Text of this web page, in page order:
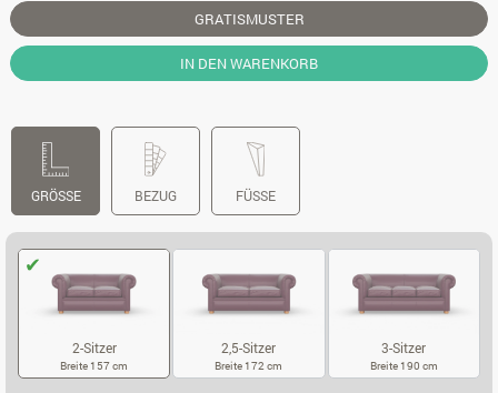
GRATISMUSTER
IN DEN WARENKORB
GRÖSSE BEZUG FÜSSE
2-Sitzer
Breite 157 cm
2,5-Sitzer
Breite 172 cm
3-Sitzer
Breite 190 cm